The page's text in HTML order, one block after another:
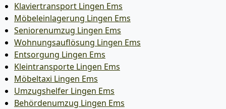
Klaviertransport Lingen Ems
Möbeleinlagerung Lingen Ems
Seniorenumzug Lingen Ems
Wohnungsauflösung Lingen Ems
Entsorgung Lingen Ems
Kleintransporte Lingen Ems
Möbeltaxi Lingen Ems
Umzugshelfer Lingen Ems
Behördenumzug Lingen Ems